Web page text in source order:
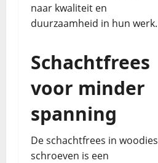
naar kwaliteit en
duurzaamheid in hun werk.
Schachtfrees
voor minder
spanning
De schachtfrees in woodies
schroeven is een